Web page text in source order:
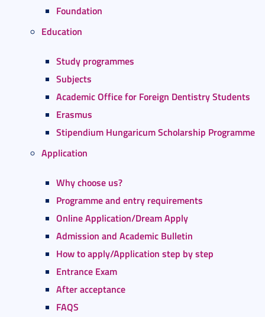
Foundation
Education
Study programmes
Subjects
Academic Office for Foreign Dentistry Students
Erasmus
Stipendium Hungaricum Scholarship Programme
Application
Why choose us?
Programme and entry requirements
Online Application/Dream Apply
Admission and Academic Bulletin
How to apply/Application step by step
Entrance Exam
After acceptance
FAQS